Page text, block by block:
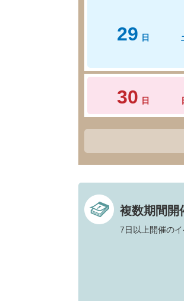
29 日
30 日
複数期間開
7日以上開催の